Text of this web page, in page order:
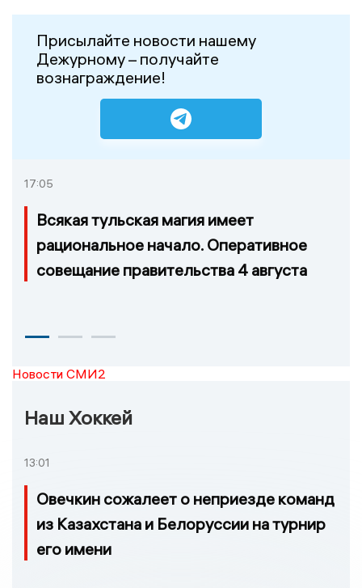
Присылайте новости нашему
Дежурному – получайте
вознаграждение!
17:05
Всякая тульская магия имеет
рациональное начало. Оперативное
совещание правительства 4 августа
Новости СМИ2
Наш Хоккей
13:01
Овечкин сожалеет о неприезде команд
из Казахстана и Белоруссии на турнир
его имени